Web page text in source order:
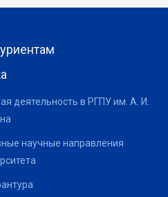
деятельность в РГПУ им. А. И.
научные направления